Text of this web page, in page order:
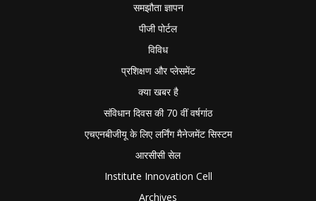
समझौता ज्ञापन
पीजी पोर्टल
विविध
प्रशिक्षण और प्लेसमेंट
क्या खबर है
संविधान दिवस की 70 वीं वर्षगांठ
एचएनबीजीयू के लिए लर्निंग मैनेजमेंट सिस्टम
आरसीसी सेल
Institute Innovation Cell
Archives